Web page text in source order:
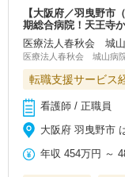
【大阪府／羽曳野市
期総合病院！天王寺
医療法人春秋会 城
医療法人春秋会 城山病
転職支援サービス
看護師 / 正職員
大阪府 羽曳野市
年収 454万円 ～